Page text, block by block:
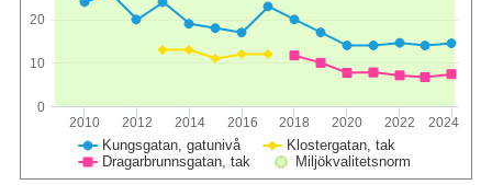
Kungsgatan, gatunivå
Klostergatan, tak
Dragarbrunnsgatan, tak
Miljökvalitetsnorm
2010 2020
2012 2014 2016 2018 2022 2024
0
10
20